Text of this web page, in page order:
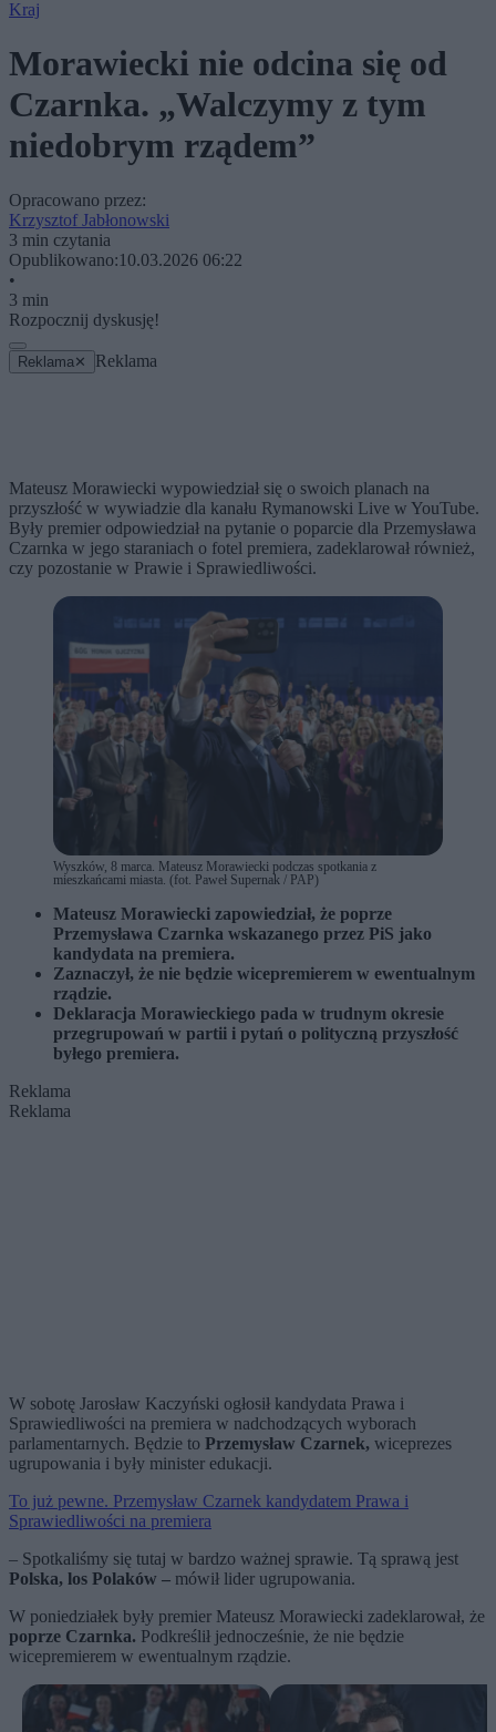
Kraj
Morawiecki nie odcina się od
Czarnka. „Walczymy z tym
niedobrym rządem”
Opracowano przez:
Krzysztof Jabłonowski
3 min czytania
Opublikowano:10.03.2026 06:22
•
3 min
Rozpocznij dyskusję!
Reklama ✕ Reklama
Mateusz Morawiecki wypowiedział się o swoich planach na
przyszłość w wywiadzie dla kanału Rymanowski Live w YouTube.
Były premier odpowiedział na pytanie o poparcie dla Przemysława
Czarnka w jego staraniach o fotel premiera, zadeklarował również,
czy pozostanie w Prawie i Sprawiedliwości.
Wyszków, 8 marca. Mateusz Morawiecki podczas spotkania z
mieszkańcami miasta. (fot. Paweł Supernak / PAP)
Mateusz Morawiecki zapowiedział, że poprze
Przemysława Czarnka wskazanego przez PiS jako
kandydata na premiera.
Zaznaczył, że nie będzie wicepremierem w ewentualnym
rządzie.
Deklaracja Morawieckiego pada w trudnym okresie
przegrupowań w partii i pytań o polityczną przyszłość
byłego premiera.
Reklama
Reklama
W sobotę Jarosław Kaczyński ogłosił kandydata Prawa i
Sprawiedliwości na premiera w nadchodzących wyborach
parlamentarnych. Będzie to Przemysław Czarnek, wiceprezes
ugrupowania i były minister edukacji.
To już pewne. Przemysław Czarnek kandydatem Prawa i
Sprawiedliwości na premiera
– Spotkaliśmy się tutaj w bardzo ważnej sprawie. Tą sprawą jest
Polska, los Polaków – mówił lider ugrupowania.
W poniedziałek były premier Mateusz Morawiecki zadeklarował, że
poprze Czarnka. Podkreślił jednocześnie, że nie będzie
wicepremierem w ewentualnym rządzie.